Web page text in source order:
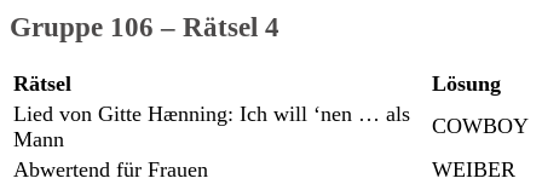
Gruppe 106 – Rätsel 4
Rätsel
Lösung
Lied von Gitte Hænning: Ich will ‘nen … als
Mann
COWBOY
Abwertend für Frauen
WEIBER